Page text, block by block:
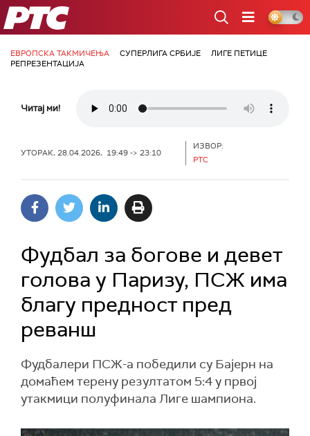
РТС
ЕВРОПСКА ТАКМИЧЕЊА СУПЕРЛИГА СРБИЈЕ
ЛИГЕ ПЕТИЦЕ
РЕПРЕЗЕНТАЦИЈА
Читај ми!
УТОРАК, 28.04.2026, 19:49 -> 23:10
ИЗВОР:
РТС
Фудбал за богове и девет
голова у Паризу, ПСЖ има
благу предност пред
реванш
Фудбалери ПСЖ-а победили су Бајерн на
домаћем терену резултатом 5:4 у првој
утакмици полуфинала Лиге шампиона.